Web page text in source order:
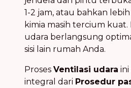
1-2 jam, atau bahkan
kimia masih tercium kuat.
udara berlangsung
sisi lain rumah Anda.
Proses Ventilasi udara ini
integral dari Prosedur